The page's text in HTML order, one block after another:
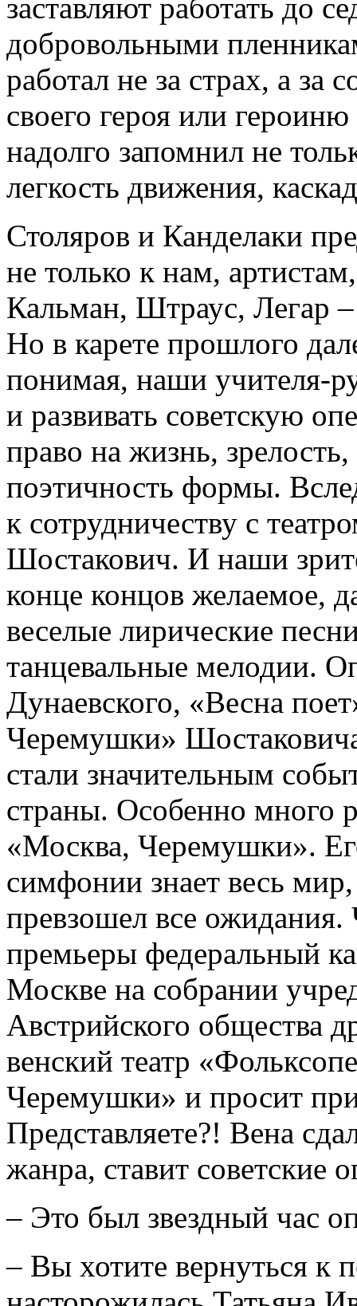
заставляют работать до
добровольными
работал не за страх, а за
своего героя или
надолго запомнил не
легкость движения,
Столяров и Канделаки
не только к нам,
Кальман, Штраус, Легар
Но в карете прошлого
понимая, наши учителя-
и развивать советскую
право на жизнь,
поэтичность формы.
к сотрудничеству с
Шостакович. И наши
конце концов желаемое,
веселые лирические
танцевальные мелодии.
Дунаевского, «Весна
Черемушки»
стали значительным
страны. Особенно много
«Москва, Черемушки».
симфонии знает весь мир,
превзошел все ожидания.
премьеры федеральный
Москве на собрании
Австрийского общества
венский театр
Черемушки» и просит
Представляете?! Вена
жанра, ставит советские
– Это был звездный час
– Вы хотите вернуться к